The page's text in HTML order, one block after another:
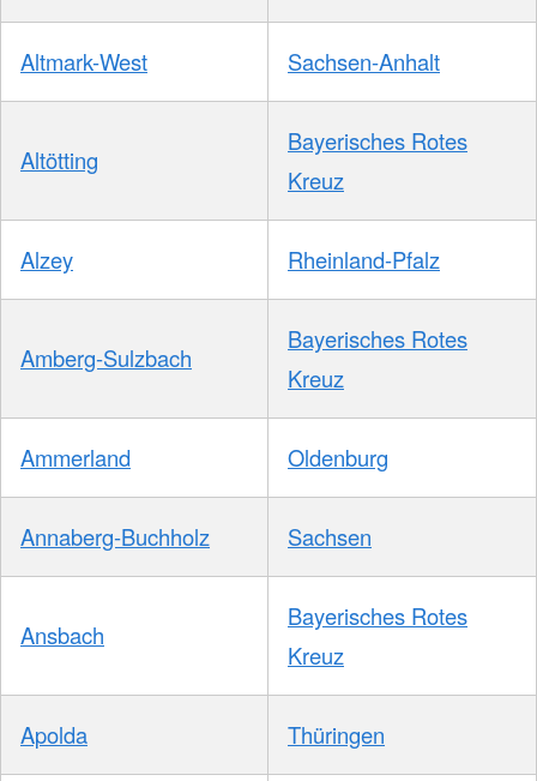
Altmark-West Sachsen-Anhalt
Altötting
Bayerisches Rotes
Kreuz
Alzey Rheinland-Pfalz
Amberg-Sulzbach
Bayerisches Rotes
Kreuz
Ammerland Oldenburg
Annaberg-Buchholz Sachsen
Ansbach
Bayerisches Rotes
Kreuz
Apolda Thüringen